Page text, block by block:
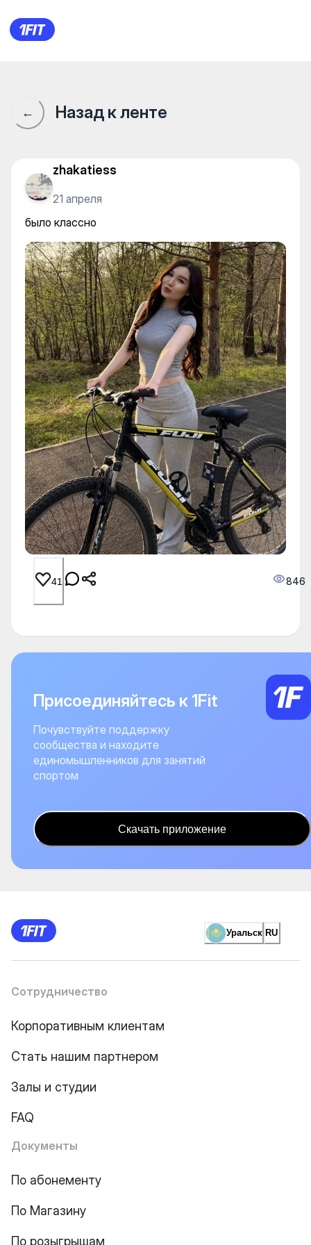
было классно
← Назад к ленте
zhakatiess
21 апреля
было классно
41 846
Присоединяйтесь к 1Fit
Почувствуйте поддержку
сообщества и находите
единомышленников для занятий
спортом
Скачать приложение
Уральск RU
Сотрудничество
Корпоративным клиентам
Стать нашим партнером
Залы и студии
FAQ
Документы
По абонементу
По Магазину
По розыгрышам